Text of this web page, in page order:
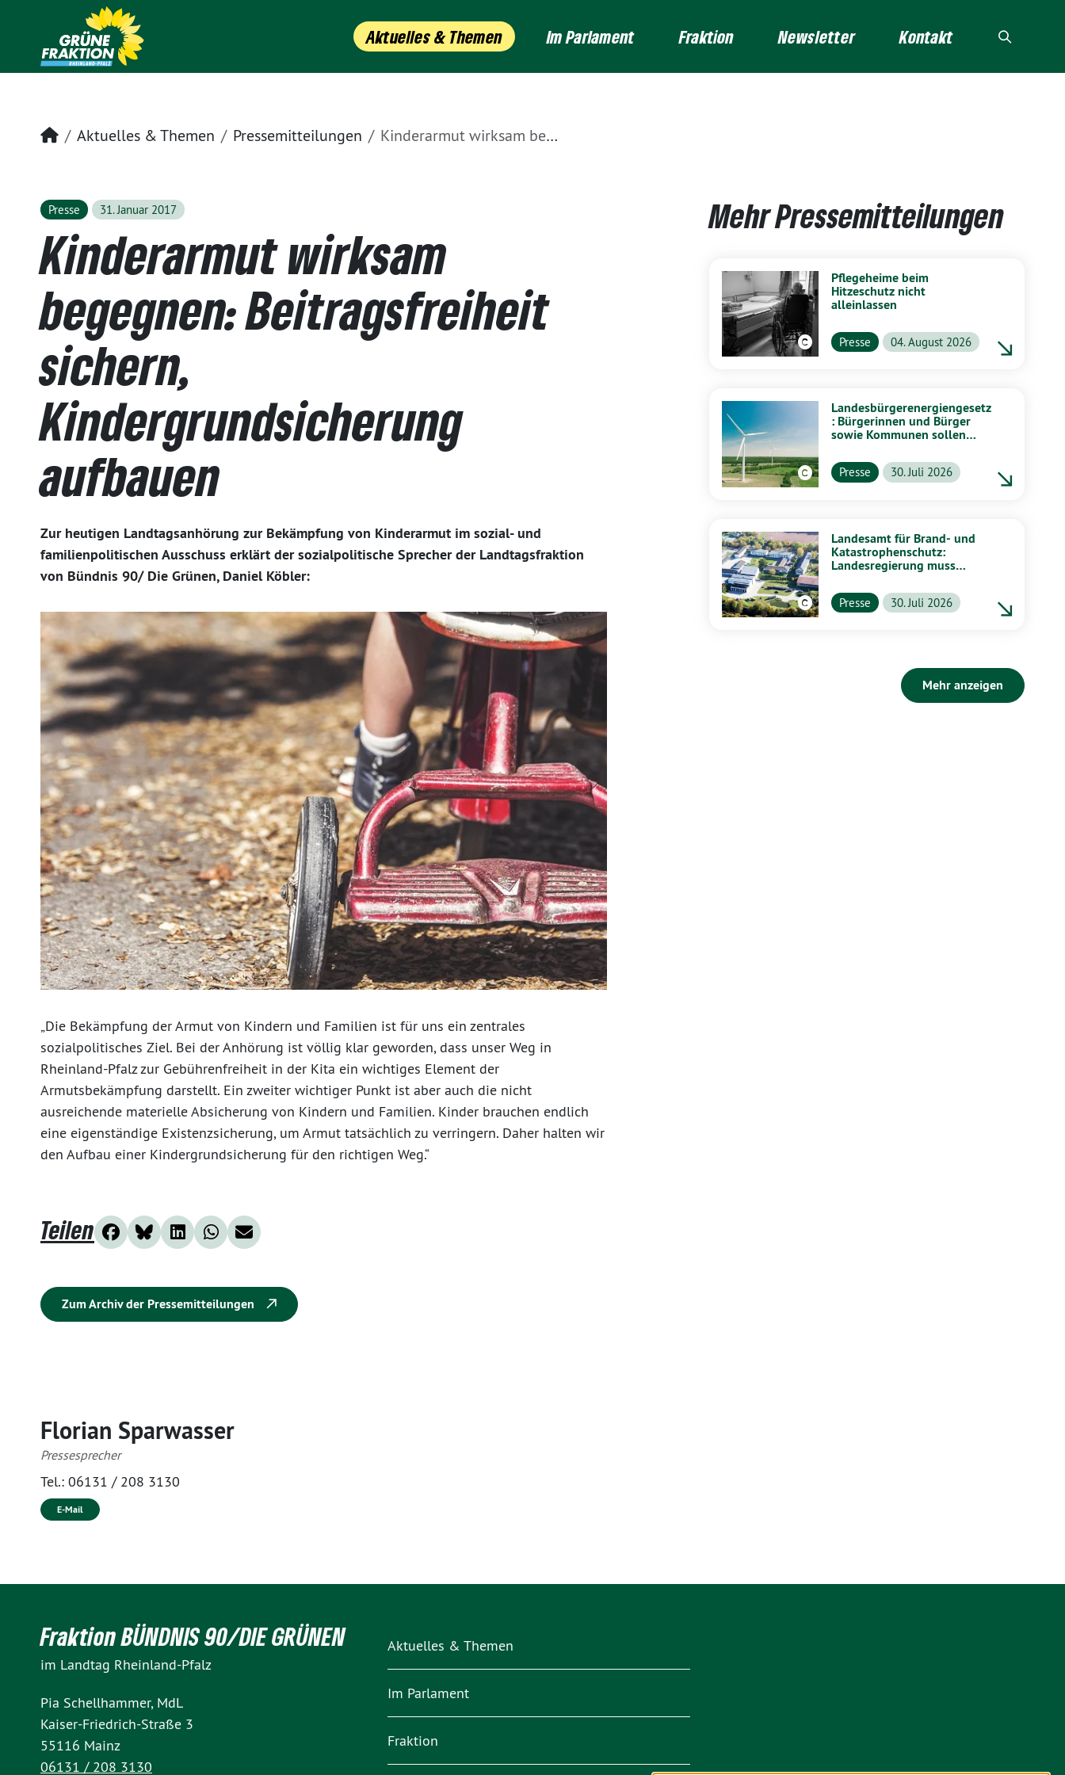
Aktuelles & Themen Im Parlament Fraktion Newsletter Kontakt
Startseite
Aktuelles & Themen Pressemitteilungen Kinderarmut wirksam begegnen: Beitragsfreiheit sichern, Kindergrundsicherung aufbauen
Presse 31. Januar 2017
Kinderarmut wirksam
begegnen: Beitragsfreiheit
sichern,
Kindergrundsicherung
aufbauen
Zur heutigen Landtagsanhörung zur Bekämpfung von Kinderarmut im sozial- und
familienpolitischen Ausschuss erklärt der sozialpolitische Sprecher der Landtagsfraktion
von Bündnis 90/ Die Grünen, Daniel Köbler:
„Die Bekämpfung der Armut von Kindern und Familien ist für uns ein zentrales
sozialpolitisches Ziel. Bei der Anhörung ist völlig klar geworden, dass unser Weg in
Rheinland-Pfalz zur Gebührenfreiheit in der Kita ein wichtiges Element der
Armutsbekämpfung darstellt. Ein zweiter wichtiger Punkt ist aber auch die nicht
ausreichende materielle Absicherung von Kindern und Familien. Kinder brauchen endlich
eine eigenständige Existenzsicherung, um Armut tatsächlich zu verringern. Daher halten wir
den Aufbau einer Kindergrundsicherung für den richtigen Weg.“
Teilen
Zum Archiv der Pressemitteilungen
Mehr Pressemitteilungen
Pflegeheime beim
Hitzeschutz nicht
alleinlassen
Presse 04. August 2026
Landesbürgerenergiengesetz
: Bürgerinnen und Bürger
sowie Kommunen sollen
profitieren
Presse 30. Juli 2026
Landesamt für Brand- und
Katastrophenschutz:
Landesregierung muss
Presse 30. Juli 2026
Mehr anzeigen
Florian Sparwasser
Pressesprecher
Tel.: 06131 / 208 3130
E-Mail
Fraktion BÜNDNIS 90/DIE GRÜNEN
im Landtag Rheinland-Pfalz
Pia Schellhammer, MdL
Kaiser-Friedrich-Straße 3
55116 Mainz
06131 / 208 3130
Aktuelles & Themen
Im Parlament
Fraktion